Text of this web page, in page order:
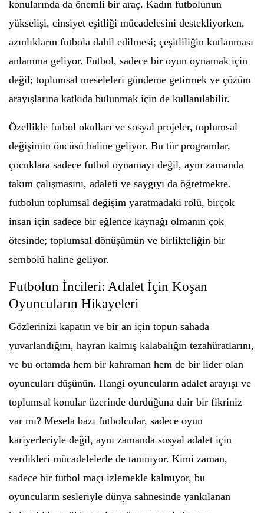
konularında da önemli bir araç. Kadın futbolunun
yükselişi, cinsiyet eşitliği mücadelesini destekliyorken,
azınlıkların futbola dahil edilmesi; çeşitliliğin kutlanması
anlamına geliyor. Futbol, sadece bir oyun oynamak için
değil; toplumsal meseleleri gündeme getirmek ve çözüm
arayışlarına katkıda bulunmak için de kullanılabilir.
Özellikle futbol okulları ve sosyal projeler, toplumsal
değişimin öncüsü haline geliyor. Bu tür programlar,
çocuklara sadece futbol oynamayı değil, aynı zamanda
takım çalışmasını, adaleti ve saygıyı da öğretmekte.
futbolun toplumsal değişim yaratmadaki rolü, birçok
insan için sadece bir eğlence kaynağı olmanın çok
ötesinde; toplumsal dönüşümün ve birlikteliğin bir
sembolü haline geliyor.
Futbolun İncileri: Adalet İçin Koşan
Oyuncuların Hikayeleri
Gözlerinizi kapatın ve bir an için topun sahada
yuvarlandığını, hayran kalmış kalabalığın tezahüratlarını,
ve bu ortamda hem bir kahraman hem de bir lider olan
oyuncuları düşünün. Hangi oyuncuların adalet arayışı ve
toplumsal konular üzerinde durduğuna dair bir fikriniz
var mı? Mesela bazı futbolcular, sadece oyun
kariyerleriyle değil, aynı zamanda sosyal adalet için
verdikleri mücadelelerle de tanınıyor. Kimi zaman,
sadece bir futbol maçı izlemekle kalmıyor, bu
oyuncuların sesleriyle dünya sahnesinde yankılanan